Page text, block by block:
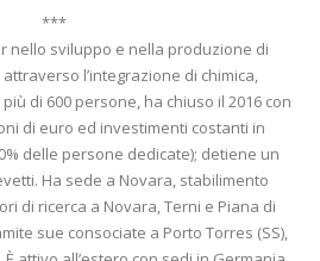
***
nello sviluppo e nella produzione di
l’integrazione di chimica,
di 600 persone, ha chiuso il 2016 con
di euro ed investimenti costanti in
delle persone dedicate); detiene un
Ha sede a Novara, stabilimento
di ricerca a Novara, Terni e Piana di
sue consociate a Porto Torres (SS),